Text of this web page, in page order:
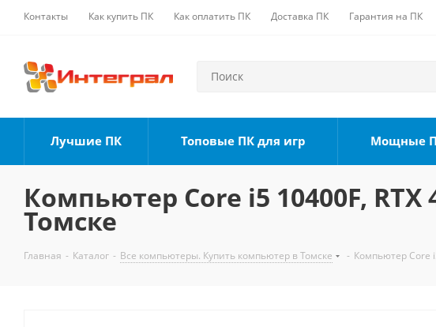
Контакты Как купить ПК Как оплатить ПК Доставка ПК Гарантия на ПК
Лучшие ПК Топовые ПК для игр Мощные
Компьютер Core i5 10400F, RTX
Томске
Главная - Каталог - Все компьютеры. Купить компьютер в Томске - Компьютер Core